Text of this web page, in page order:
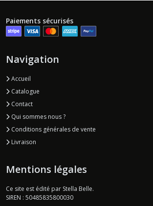
Paiements sécurisés
Navigation
Accueil
Catalogue
Contact
Qui sommes nous ?
Conditions générales de vente
Livraison
Mentions légales
Ce site est édité par Stella Belle.
SIREN : 50485835800030